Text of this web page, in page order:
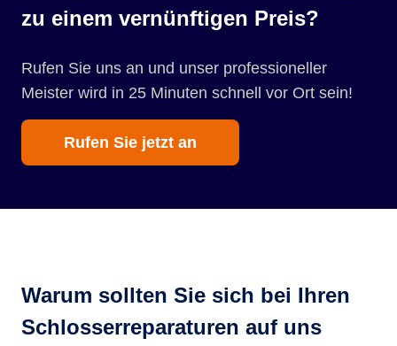
zu einem vernünftigen Preis?
Rufen Sie uns an und unser professioneller
Meister wird in 25 Minuten schnell vor Ort sein!
Rufen Sie jetzt an
Warum sollten Sie sich bei Ihren
Schlosserreparaturen auf uns